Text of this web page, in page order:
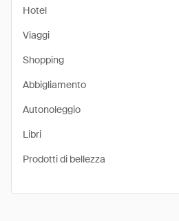
Hotel
Viaggi
Shopping
Abbigliamento
Autonoleggio
Libri
Prodotti di bellezza